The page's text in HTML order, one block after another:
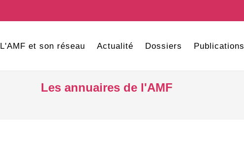
L'AMF et son réseau Actualité Dossiers Publications
Les annuaires de l'AMF